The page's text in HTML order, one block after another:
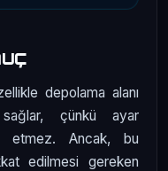
depolama alanı
sağlar, çünkü ayar
etmez. Ancak, bu
edilmesi gereken